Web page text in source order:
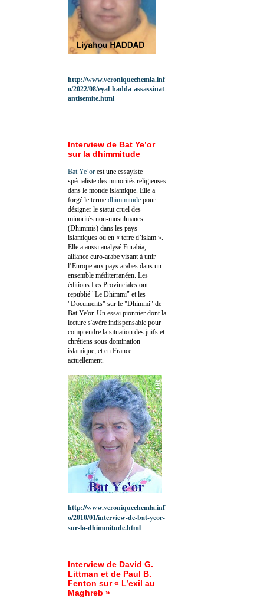
http://www.veroniquechemla.inf
o/2022/08/eyal-hadda-assassinat-
antisemite.html
Interview de Bat Ye’or
sur la dhimmitude
Bat Ye’or est une essayiste
spécialiste des minorités religieuses
dans le monde islamique. Elle a
forgé le terme dhimmitude pour
désigner le statut cruel des
minorités non-musulmanes
(Dhimmis) dans les pays
islamiques ou en « terre d’islam ».
Elle a aussi analysé Eurabia,
alliance euro-arabe visant à unir
l’Europe aux pays arabes dans un
ensemble méditerranéen. Les
éditions Les Provinciales ont
republié "Le Dhimmi" et les
"Documents" sur le "Dhimmi" de
Bat Ye'or. Un essai pionnier dont la
lecture s'avère indispensable pour
comprendre la situation des juifs et
chrétiens sous domination
islamique, et en France
actuellement.
http://www.veroniquechemla.inf
o/2010/01/interview-de-bat-yeor-
sur-la-dhimmitude.html
Interview de David G.
Littman et de Paul B.
Fenton sur « L’exil au
Maghreb »